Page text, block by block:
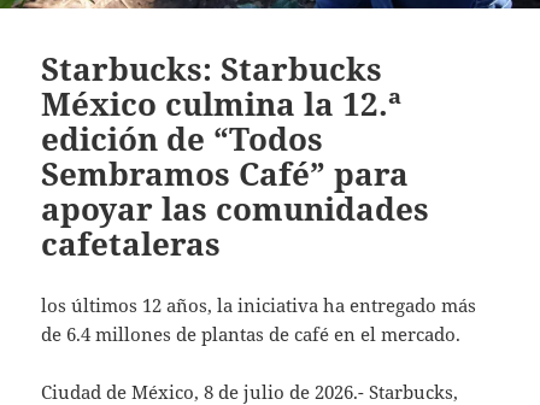
Starbucks: Starbucks
México culmina la 12.ª
edición de “Todos
Sembramos Café” para
apoyar las comunidades
cafetaleras
los últimos 12 años, la iniciativa ha entregado más
de 6.4 millones de plantas de café en el mercado.
Ciudad de México, 8 de julio de 2026.- Starbucks,